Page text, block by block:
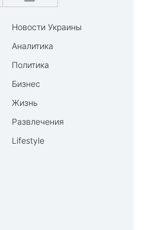
Новости Украины
Аналитика
Политика
Бизнес
Жизнь
Развлечения
Lifestyle